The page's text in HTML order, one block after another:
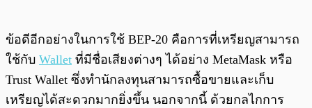
ข้อดีอีกอย่างในการใช้ BEP-20 คือการที่เหรียญสามารถ
ใช้กับ Wallet ที่มีชื่อเสียงต่างๆ ได้อย่าง MetaMask หรือ
Trust Wallet ซึ่งทำนักลงทุนสามารถซื้อขายและเก็บ
เหรียญได้สะดวกมากยิ่งขึ้น นอกจากนี้ ด้วยกลไกการ